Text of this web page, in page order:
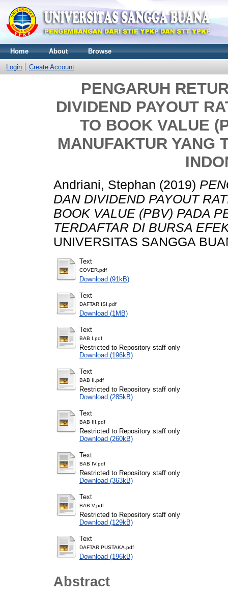
Home About Browse
Login Create Account
PENGARUH
DIVIDEND PAYOUT
TO BOOK VALUE
MANUFAKTUR YANG
Andriani, Stephan (2019)
DAN DIVIDEND PAYOUT
BOOK VALUE (PBV) PADA
TERDAFTAR DI BURSA
UNIVERSITAS SANGGA
Text
COVER.pdf
Download (91kB)
Text
DAFTAR ISI.pdf
Download (1MB)
Text
BAB I.pdf
Restricted to Repository staff only
Download (196kB)
Text
BAB II.pdf
Restricted to Repository staff only
Download (285kB)
Text
BAB III.pdf
Restricted to Repository staff only
Download (260kB)
Text
BAB IV.pdf
Restricted to Repository staff only
Download (363kB)
Text
BAB V.pdf
Restricted to Repository staff only
Download (129kB)
Text
DAFTAR PUSTAKA.pdf
Download (196kB)
Abstract